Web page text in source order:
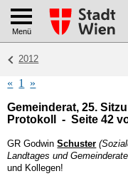
Menü
2012
« 1
»
Gemeinderat, 25.
Protokoll - Seite 42
GR GodwinSchuster
Landtages und
und Kollegen!